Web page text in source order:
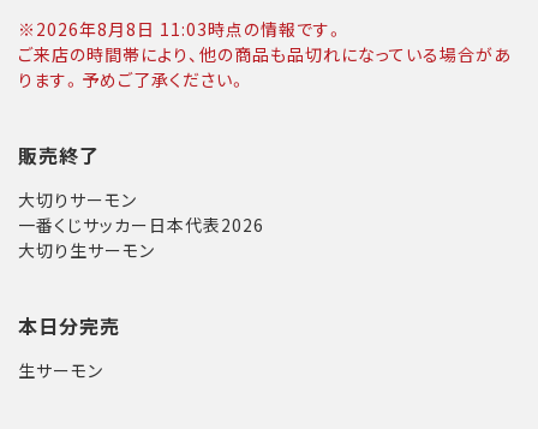
※ 2026年8月8日 11:03時点の情報です。
ご来店の時間帯により、他の商品も品切れになっている場合があ
ります。予めご了承ください。
販売終了
大切りサーモン
一番くじサッカー日本代表2026
大切り生サーモン
本日分完売
生サーモン